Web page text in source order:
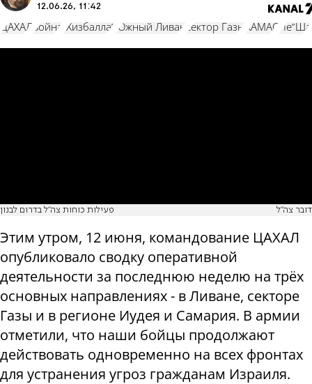
12.06.26, 11:42
ЦАХАЛ война "Хизбалла" Южный Ливан сектор Газы ХАМАС Ие"Ша
פעילות כוחות צה"ל בדרום לבנון דובר צה"ל
Этим утром, 12 июня, командование ЦАХАЛ
опубликовало сводку оперативной
деятельности за последнюю неделю на трёх
основных направлениях - в Ливане, секторе
Газы и в регионе Иудея и Самария. В армии
отметили, что наши бойцы продолжают
действовать одновременно на всех фронтах
для устранения угроз гражданам Израиля.